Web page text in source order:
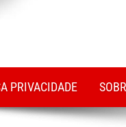
PRIVACIDADE